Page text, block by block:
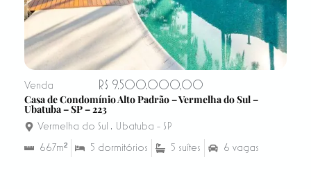
Venda
R$ 9.500.000,00
Casa de Condomínio Alto Padrão – Vermelha do Sul –
Ubatuba – SP – 223
Vermelha do Sul , Ubatuba - SP
667m²
5 dormitórios 5 suítes 6 vagas